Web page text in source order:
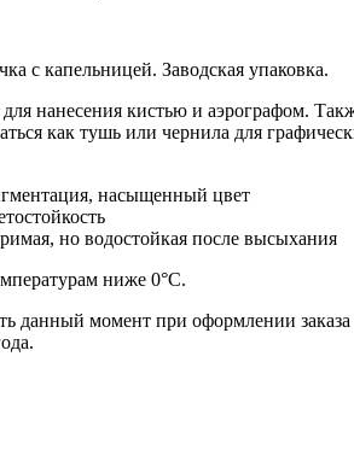
с капельницей. Заводская упаковка.
нанесения кистью и аэрографом.
как тушь или чернила для
насыщенный цвет
но водостойкая после высыхания
ниже 0°С.
данный момент при оформлении заказа